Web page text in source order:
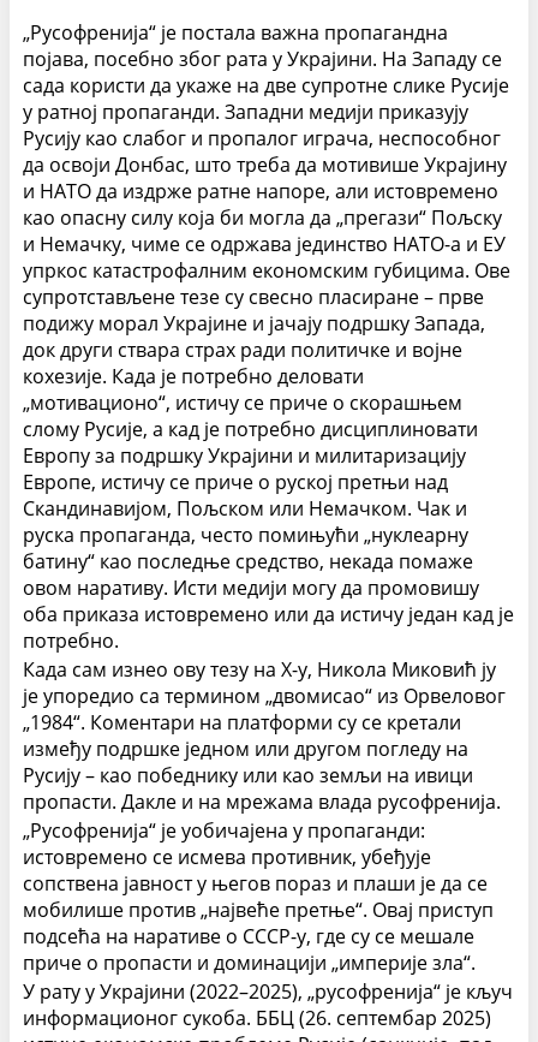
„Русофренија“ је постала важна пропагандна
појава, посебно због рата у Украјини. На Западу се
сада користи да укаже на две супротне слике Русије
у ратној пропаганди. Западни медији приказују
Русију као слабог и пропалог играча, неспособног
да освоји Донбас, што треба да мотивише Украјину
и НАТО да издрже ратне напоре, али истовремено
као опасну силу која би могла да „прегази“ Пољску
и Немачку, чиме се одржава јединство НАТО-а и ЕУ
упркос катастрофалним економским губицима. Ове
супротстављене тезе су свесно пласиране – прве
подижу морал Украјине и јачају подршку Запада,
док други ствара страх ради политичке и војне
кохезије. Када је потребно деловати
„мотивационо“, истичу се приче о скорашњем
слому Русије, а кад је потребно дисциплиновати
Европу за подршку Украјини и милитаризацију
Европе, истичу се приче о руској претњи над
Скандинавијом, Пољском или Немачком. Чак и
руска пропаганда, често помињући „нуклеарну
батину“ као последње средство, некада помаже
овом наративу. Исти медији могу да промовишу
оба приказа истовремено или да истичу један кад је
потребно.
Када сам изнео ову тезу на X-у, Никола Миковић ју
је упоредио са термином „двомисао“ из Орвеловог
„1984“. Коментари на платформи су се кретали
између подршке једном или другом погледу на
Русију – као победнику или као земљи на ивици
пропасти. Дакле и на мрежама влада русофренија.
„Русофренија“ је уобичајена у пропаганди:
истовремено се исмева противник, убеђује
сопствена јавност у његов пораз и плаши је да се
мобилише против „највеће претње“. Овај приступ
подсећа на наративе о СССР-у, где су се мешале
приче о пропасти и доминацији „империје зла“.
У рату у Украјини (2022–2025), „русофренија“ је кључ
информационог сукоба. ББЦ (26. септембар 2025)